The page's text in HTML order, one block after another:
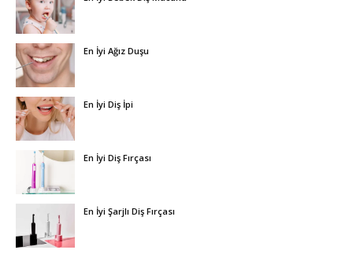
En İyi Ağız Duşu
En İyi Diş İpi
En İyi Diş Fırçası
En İyi Şarjlı Diş Fırçası